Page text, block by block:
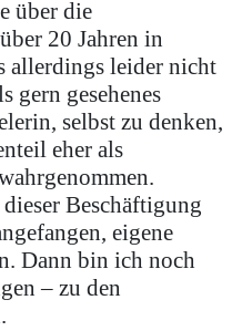
über die
20 Jahren in
allerdings leider nicht
gern gesehenes
selbst zu denken,
eher als
Beschäftigung
eigene
Dann bin ich noch
– zu den